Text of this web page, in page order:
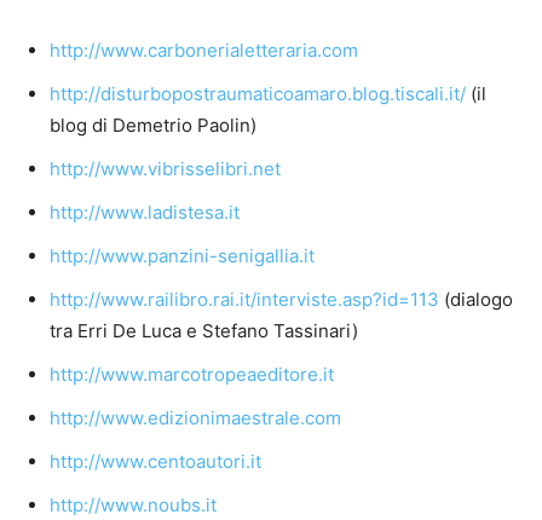
http://www.carbonerialetteraria.com
http://disturbopostraumaticoamaro.blog.tiscali.it/ (il
blog di Demetrio Paolin)
http://www.vibrisselibri.net
http://www.ladistesa.it
http://www.panzini-senigallia.it
http://www.railibro.rai.it/interviste.asp?id=113 (dialogo
tra Erri De Luca e Stefano Tassinari)
http://www.marcotropeaeditore.it
http://www.edizionimaestrale.com
http://www.centoautori.it
http://www.noubs.it